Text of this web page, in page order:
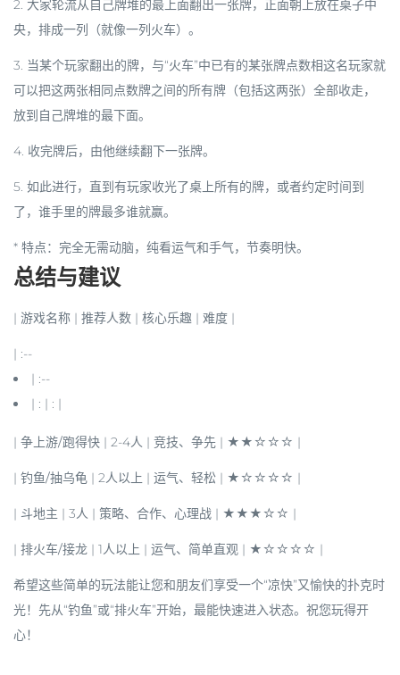
2. 大家轮流从自己牌堆的最上面翻出一张牌，正面朝上放在桌子中
央，排成一列（就像一列火车）。
3. 当某个玩家翻出的牌，与“火车”中已有的某张牌点数相这名玩家就
可以把这两张相同点数牌之间的所有牌（包括这两张）全部收走，
放到自己牌堆的最下面。
4. 收完牌后，由他继续翻下一张牌。
5. 如此进行，直到有玩家收光了桌上所有的牌，或者约定时间到
了，谁手里的牌最多谁就赢。
* 特点：完全无需动脑，纯看运气和手气，节奏明快。
总结与建议
| 游戏名称 | 推荐人数 | 核心乐趣 | 难度 |
| :--
| :--
| : | : |
| 争上游/跑得快 | 2-4人 | 竞技、争先 | ★★☆☆☆ |
| 钓鱼/抽乌龟 | 2人以上 | 运气、轻松 | ★☆☆☆☆ |
| 斗地主 | 3人 | 策略、合作、心理战 | ★★★☆☆ |
| 排火车/接龙 | 1人以上 | 运气、简单直观 | ★☆☆☆☆ |
希望这些简单的玩法能让您和朋友们享受一个“凉快”又愉快的扑克时
光！先从“钓鱼”或“排火车”开始，最能快速进入状态。祝您玩得开
心！